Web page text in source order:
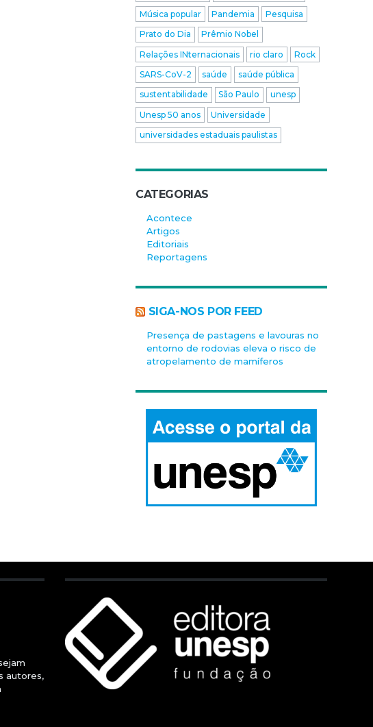
Música popular
Pandemia
Pesquisa
Prato do Dia
Prêmio Nobel
Relações INternacionais
rio claro
Rock
SARS-CoV-2
saúde
saúde pública
sustentabilidade
São Paulo
unesp
Unesp 50 anos
Universidade
universidades estaduais paulistas
CATEGORIAS
Acontece
Artigos
Editoriais
Reportagens
SIGA-NOS POR FEED
Presença de pastagens e lavouras no
entorno de rodovias eleva o risco de
atropelamento de mamíferos
autores,